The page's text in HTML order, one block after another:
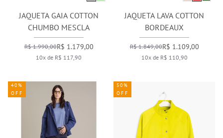
JAQUETA GAIA COTTON
CHUMBO MESCLA
R$ 1.990,00R$ 1.179,00
10x de R$ 117,90
JAQUETA LAVA COTTON
BORDEAUX
R$ 1.849,00R$ 1.109,00
10x de R$ 110,90
40%
OFF
50%
OFF